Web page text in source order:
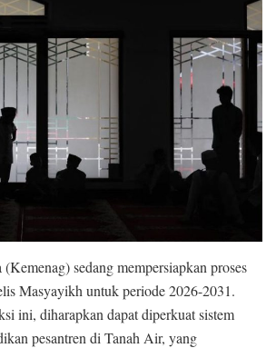
sedang mempersiapkan proses
Masyayikh untuk periode 2026-2031.
ini, diharapkan dapat diperkuat sistem
pesantren di Tanah Air, yang